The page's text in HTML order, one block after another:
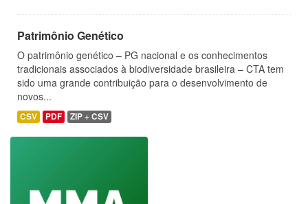
Patrimônio Genético
O patrimônio genético – PG nacional e os conhecimentos
tradicionais associados à biodiversidade brasileira – CTA tem
sido uma grande contribuição para o desenvolvimento de
novos...
CSV PDF ZIP + CSV